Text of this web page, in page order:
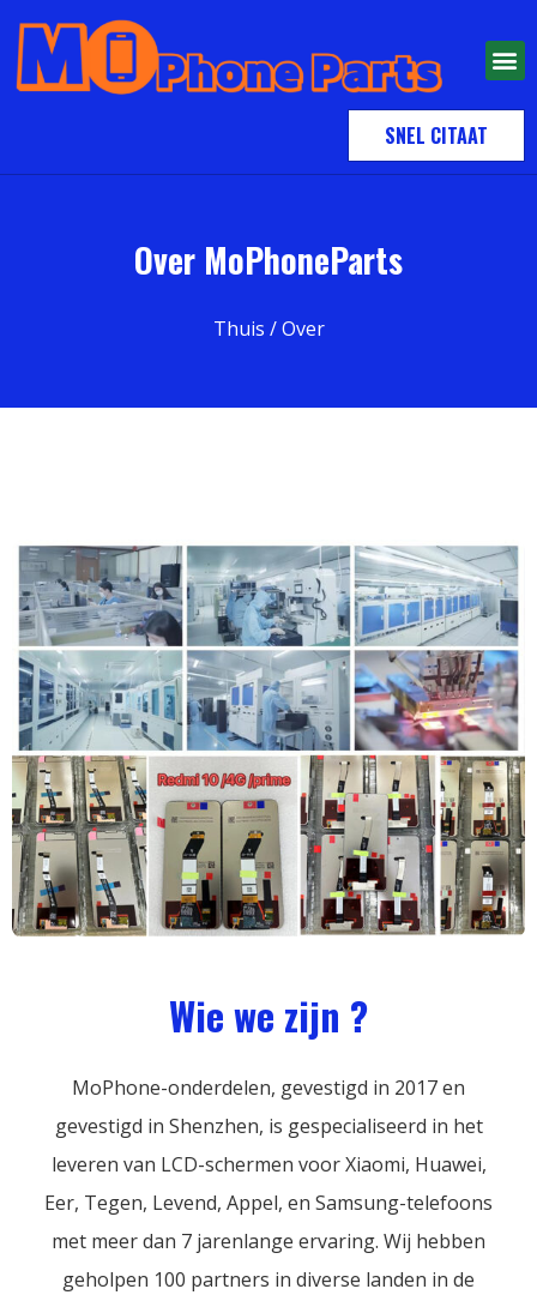
SNEL CITAAT
Over MoPhoneParts
Thuis / Over
Wie we zijn ?
MoPhone-onderdelen, gevestigd in 2017 en
gevestigd in Shenzhen, is gespecialiseerd in het
leveren van LCD-schermen voor Xiaomi, Huawei,
Eer, Tegen, Levend, Appel, en Samsung-telefoons
met meer dan 7 jarenlange ervaring. Wij hebben
geholpen 100 partners in diverse landen in de